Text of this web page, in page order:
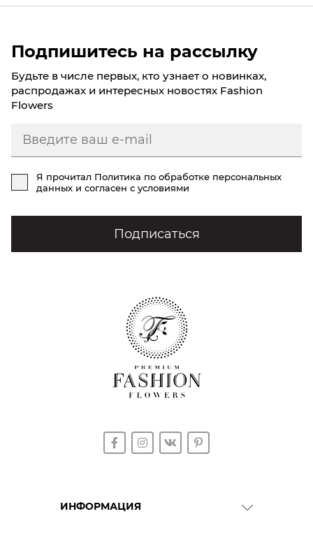
Подпишитесь на рассылку
Будьте в числе первых, кто узнает о новинках,
распродажах и интересных новостях Fashion
Flowers
Я прочитал Политика по обработке персональных
данных и согласен с условиями
Подписаться
ИНФОРМАЦИЯ